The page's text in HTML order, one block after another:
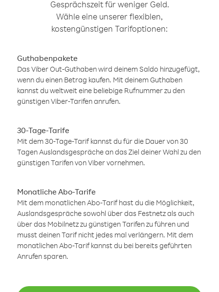
Gesprächszeit für weniger Geld.
Wähle eine unserer flexiblen,
kostengünstigen Tarifoptionen:
Guthabenpakete
Das Viber Out-Guthaben wird deinem Saldo hinzugefügt,
wenn du einen Betrag kaufen. Mit deinem Guthaben
kannst du weltweit eine beliebige Rufnummer zu den
günstigen Viber-Tarifen anrufen.
30-Tage-Tarife
Mit dem 30-Tage-Tarif kannst du für die Dauer von 30
Tagen Auslandsgespräche an das Ziel deiner Wahl zu den
günstigen Tarifen von Viber vornehmen.
Monatliche Abo-Tarife
Mit dem monatlichen Abo-Tarif hast du die Möglichkeit,
Auslandsgespräche sowohl über das Festnetz als auch
über das Mobilnetz zu günstigen Tarifen zu führen und
musst deinen Tarif nicht jedes mal verlängern. Mit dem
monatlichen Abo-Tarif kannst du bei bereits geführten
Anrufen sparen.